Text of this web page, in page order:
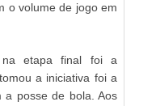
o volume de jogo em
etapa final foi a
a iniciativa foi a
a posse de bola. Aos